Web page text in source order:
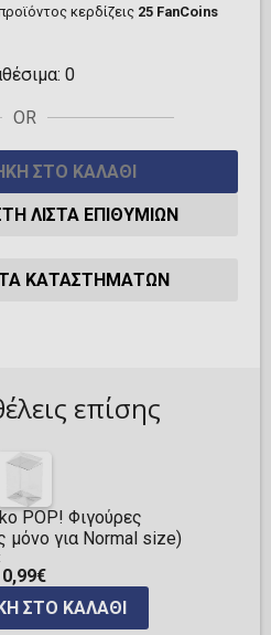
κερδίζεις 25 FanCoins
0
OR
ΣΤΟ ΚΑΛΆΘΙ
ΛΊΣΤΑ ΕΠΙΘΥΜΙΏΝ
ΚΑΤΑΣΤΗΜΆΤΩΝ
επίσης
POP! Φιγούρες
μόνο για Normal size)
0,99€
ΣΤΟ ΚΑΛΆΘΙ